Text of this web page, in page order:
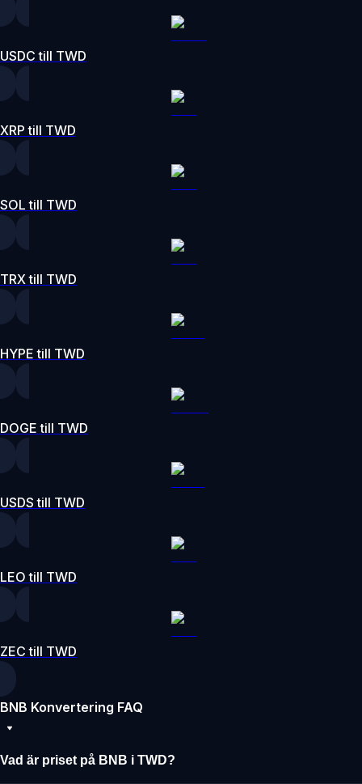
USDC till TWD
XRP till TWD
SOL till TWD
TRX till TWD
HYPE till TWD
DOGE till TWD
USDS till TWD
LEO till TWD
ZEC till TWD
BNB Konvertering FAQ
Vad är priset på BNB i TWD?